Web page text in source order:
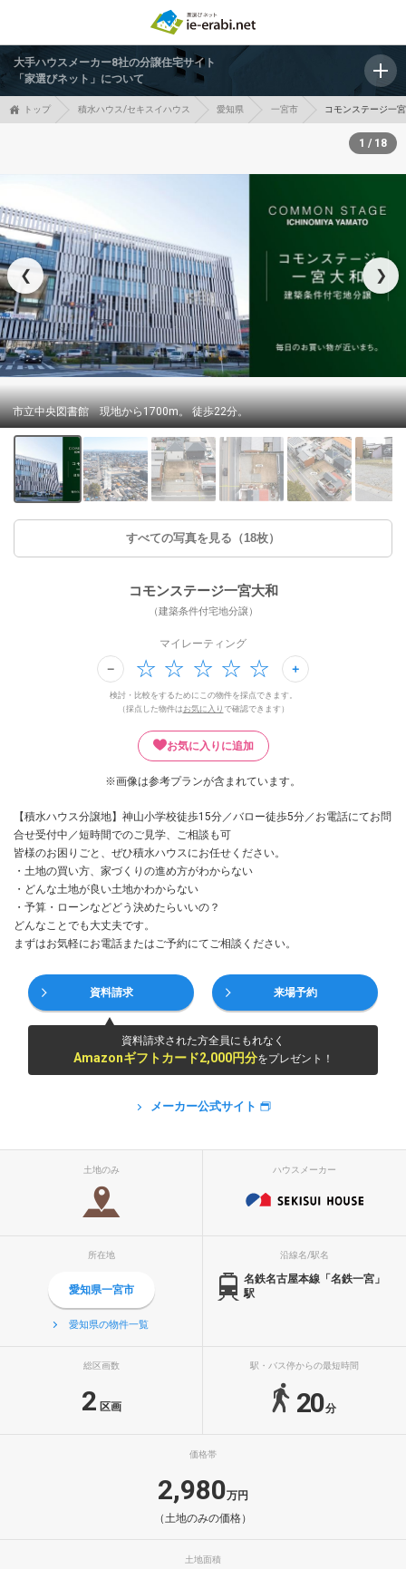
大手ハウスメーカー8社の分譲住宅サイト
「家選びネット」について
トップ 積水ハウス/セキスイハウス 愛知県 一宮市 コモンステージ一
❮
市立中央図書館 現地から1700m。 徒歩22分。
❯
1 / 18
すべての写真を見る（18枚）
コモンステージ一宮大和
（建築条件付宅地分譲）
マイレーティング
検討・比較をするためにこの物件を採点できます。
（採点した物件は お気に入り で確認できます）
お気に入りに追加
※画像は参考プランが含まれています。
【積水ハウス分譲地】神山小学校徒歩15分／バロー徒歩5分／お電話にてお問
合せ受付中／短時間でのご見学、ご相談も可
皆様のお困りごと、ぜひ積水ハウスにお任せください。
・土地の買い方、家づくりの進め方がわからない
・どんな土地が良い土地かわからない
・予算・ローンなどどう決めたらいいの？
どんなことでも大丈夫です。
まずはお気軽にお電話またはご予約にてご相談ください。
資料請求 来場予約
資料請求された方全員にもれなく
Amazonギフトカード2,000円分をプレゼント！
メーカー公式サイト
土地のみ ハウスメーカー
所在地
愛知県一宮市
愛知県の物件一覧
沿線名/駅名
名鉄名古屋本線「名鉄一宮」
駅
総区画数
2 区画
駅・バス停からの最短時間
20分
価格帯
2,980万円
（土地のみの価格）
土地面積